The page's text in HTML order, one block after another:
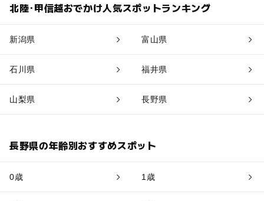
北陸･甲信越おでかけ人気スポットランキング
新潟県 富山県
石川県 福井県
山梨県 長野県
長野県の年齢別おすすめスポット
0歳 1歳